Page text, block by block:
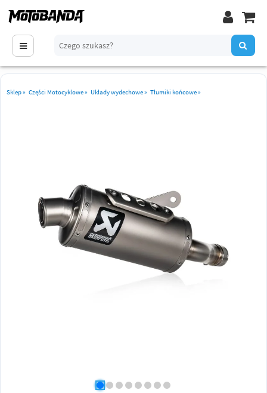
Sklep» Części Motocyklowe» Układy wydechowe» Tłumiki końcowe»